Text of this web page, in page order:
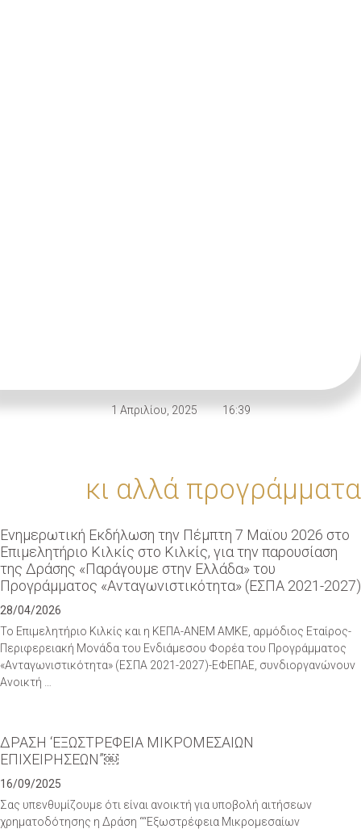
1 Απριλίου, 2025 16:39
κι αλλά προγράμματα
Eνημερωτική Εκδήλωση την Πέμπτη 7 Μαϊου 2026 στο
Eπιμελητήριο Κιλκίς στο Κιλκίς, για την παρουσίαση
της Δράσης «Παράγουμε στην Ελλάδα» του
Προγράμματος «Ανταγωνιστικότητα» (ΕΣΠΑ 2021-2027)
28/04/2026
Το Επιμελητήριο Κιλκίς και η ΚΕΠΑ-ΑΝΕΜ ΑΜΚΕ, αρμόδιος Εταίρος-
Περιφερειακή Μονάδα του Ενδιάμεσου Φορέα του Προγράμματος
«Ανταγωνιστικότητα» (ΕΣΠΑ 2021-2027)-ΕΦΕΠΑΕ, συνδιοργανώνουν
Ανοικτή …
ΔΡΑΣΗ ‘ΕΞΩΣΤΡΕΦΕΙΑ ΜΙΚΡΟΜΕΣΑΙΩΝ
ΕΠΙΧΕΙΡΗΣΕΩΝ”￼
16/09/2025
Σας υπενθυμίζουμε ότι είναι ανοικτή για υποβολή αιτήσεων
χρηματοδότησης η Δράση ““Εξωστρέφεια Μικρομεσαίων